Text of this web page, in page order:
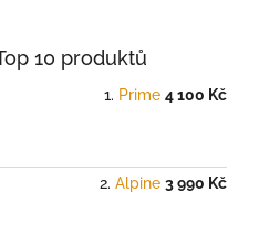
10 produktů
Prime 4 100 Kč
Alpine 3 990 Kč